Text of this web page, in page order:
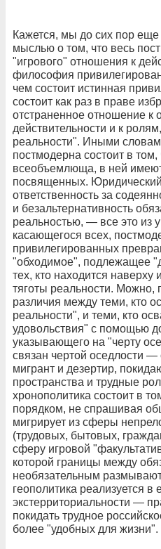
Кажется, мы до сих пор еще
мыслью о том, что весь
"игрового" отношения к
философия
чем состоит истинная
состоит как раз в праве
отстраненное отношение к
действительности и к
реальности". Иными
постмодерна состоит в
всеобъемлюща, в ней
посвященных.
ответственность за
и безальтернативность
реальностью, — все это из
касающегося всех,
привилегированных
"обходимое", подлежащее
тех, кто находится
тяготы реальности. Можно,
различия между теми, кто
реальности", и теми, кто
удовольствия" с помощью
указывающего на "черту
связан чертой оседлости —
мигрант и дезертир,
пространства и трудные
хронополитика состоит в
порядком, не спрашивая
мигрирует из сферы
(трудовых, бытовых,
сферу игровой
которой границы между
необязательным
геополитика реализуется в
экстерриториальности —
покидать трудное
более "удобных для жизни".